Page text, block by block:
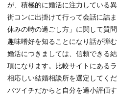
が、積極的に婚活に注力している
街コンに出掛けて行って会話に詰
休みの時の過ごし方」に関して質
趣味嗜好を知ることになり話が弾
婚活につきましては、信頼できる
項になります。比較サイトにある
相応しい結婚相談所を選定してくだ
バツイチだからと自分を過小評価